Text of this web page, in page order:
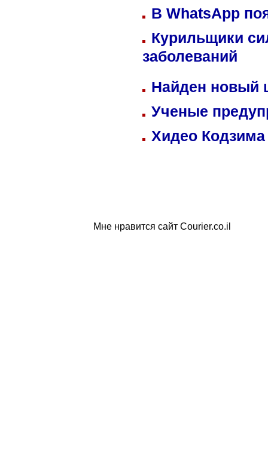
В WhatsApp
Курильщики
заболеваний
Найден
Ученые
Хидео
Мне нравится сайт Courier.co.il